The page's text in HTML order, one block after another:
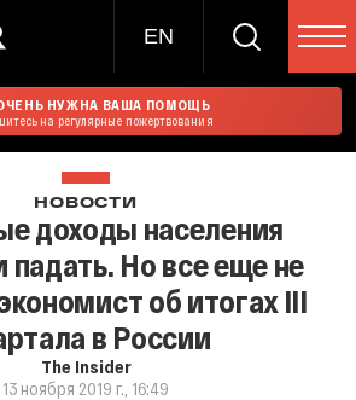
EN
НУЖНА ВАША ПОМОЩЬ
на регулярные пожертвования
НОВОСТИ
доходы населения
падать. Но все еще не
об итогах III
в России
The Insider
13 ноября 2019 г., 16:49